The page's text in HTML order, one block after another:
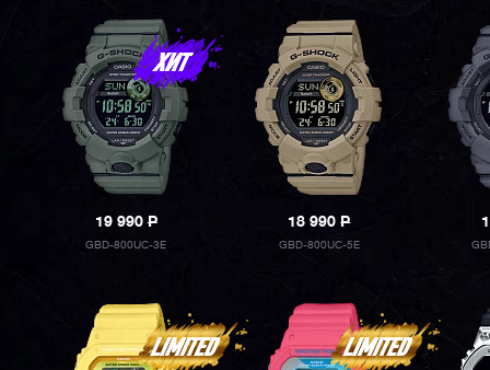
19 990P
GBD-800UC-3E
18 990P
GBD-800UC-5E